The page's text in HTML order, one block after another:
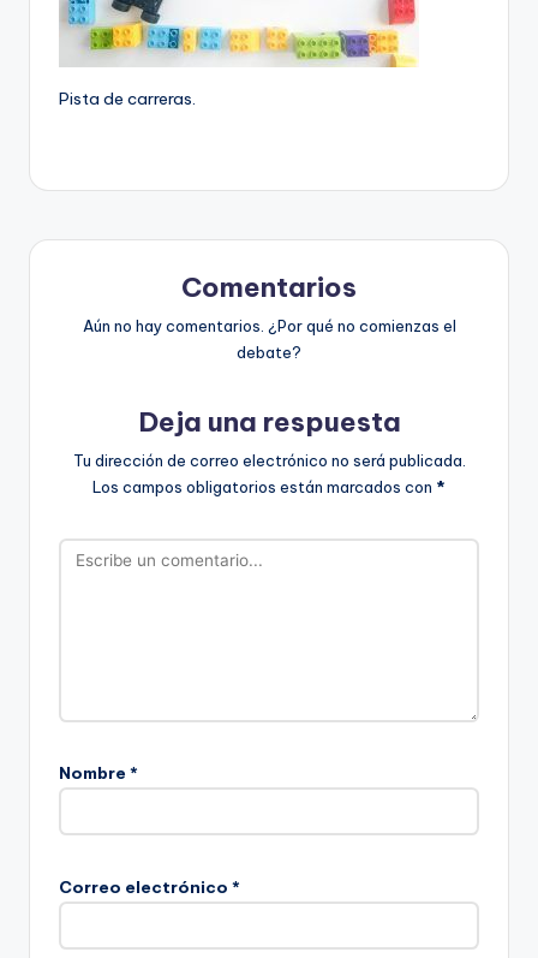
Pista de carreras.
Comentarios
Aún no hay comentarios. ¿Por qué no comienzas el
debate?
Deja una respuesta
Tu dirección de correo electrónico no será publicada.
Los campos obligatorios están marcados con *
Nombre *
Correo electrónico *